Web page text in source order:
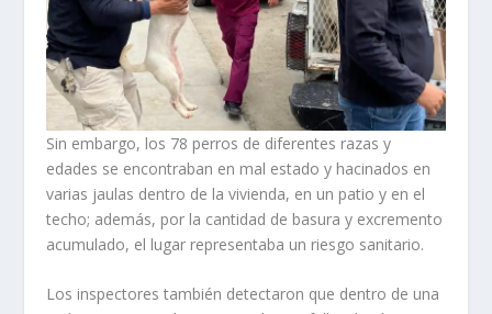
Sin embargo, los 78 perros de diferentes razas y
edades se encontraban en mal estado y hacinados en
varias jaulas dentro de la vivienda, en un patio y en el
techo; además, por la cantidad de basura y excremento
acumulado, el lugar representaba un riesgo sanitario.
Los inspectores también detectaron que dentro de una